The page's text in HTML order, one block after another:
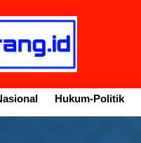
Hukum-Politik